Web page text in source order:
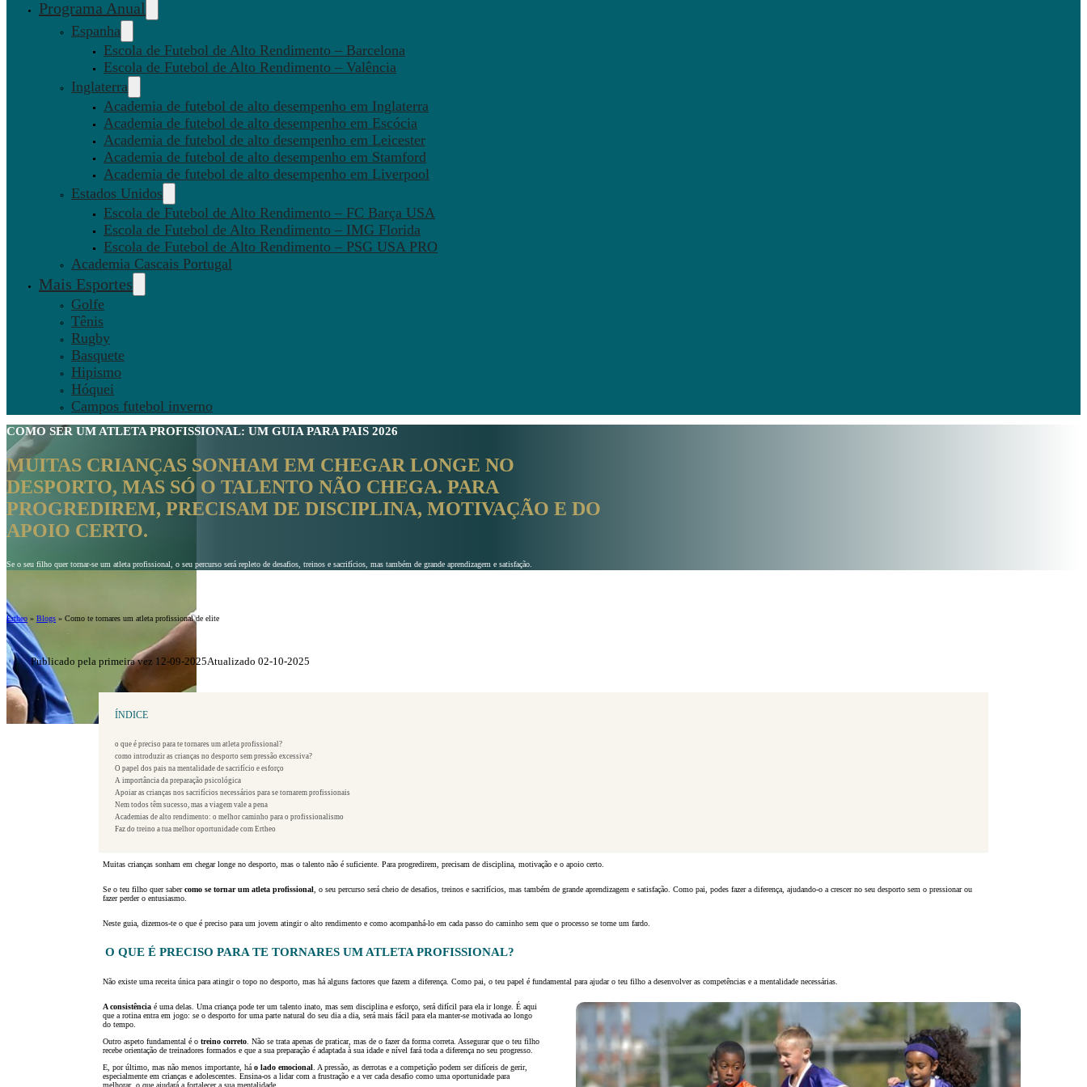
Programa Anual
Espanha
Escola de Futebol de Alto Rendimento – Barcelona
Escola de Futebol de Alto Rendimento – Valência
Inglaterra
Academia de futebol de alto desempenho em Inglaterra
Academia de futebol de alto desempenho em Escócia
Academia de futebol de alto desempenho em Leicester
Academia de futebol de alto desempenho em Stamford
Academia de futebol de alto desempenho em Liverpool
Estados Unidos
Escola de Futebol de Alto Rendimento – FC Barça USA
Escola de Futebol de Alto Rendimento – IMG Florida
Escola de Futebol de Alto Rendimento – PSG USA PRO
Academia Cascais Portugal
Mais Esportes
Golfe
Tênis
Rugby
Basquete
Hipismo
Hóquei
Campos futebol inverno
COMO SER UM ATLETA PROFISSIONAL: UM GUIA PARA PAIS 2026
MUITAS CRIANÇAS SONHAM EM CHEGAR LONGE NO
DESPORTO, MAS SÓ O TALENTO NÃO CHEGA. PARA
PROGREDIREM, PRECISAM DE DISCIPLINA, MOTIVAÇÃO E DO
APOIO CERTO.
Se o seu filho quer tornar-se um atleta profissional, o seu percurso será repleto de desafios, treinos e sacrifícios, mas também de grande aprendizagem e satisfação.
Ertheo » Blogs » Como te tornares um atleta profissional de elite
Publicado pela primeira vez 12-09-2025Atualizado 02-10-2025
ÍNDICE
o que é preciso para te tornares um atleta profissional?
como introduzir as crianças no desporto sem pressão excessiva?
O papel dos pais na mentalidade de sacrifício e esforço
A importância da preparação psicológica
Apoiar as crianças nos sacrifícios necessários para se tornarem profissionais
Nem todos têm sucesso, mas a viagem vale a pena
Academias de alto rendimento: o melhor caminho para o profissionalismo
Faz do treino a tua melhor oportunidade com Ertheo
Muitas crianças sonham em chegar longe no desporto, mas o talento não é suficiente. Para progredirem, precisam de disciplina, motivação e o apoio certo.
Se o teu filho quer sabercomo se tornar um atleta profissional , o seu percurso será cheio de desafios, treinos e sacrifícios, mas também de grande aprendizagem e satisfação. Como pai, podes fazer a diferença, ajudando-o a crescer no seu desporto sem o pressionar ou
fazer perder o entusiasmo.
Neste guia, dizemos-te o que é preciso para um jovem atingir o alto rendimento e como acompanhá-lo em cada passo do caminho sem que o processo se torne um fardo.
O QUE É PRECISO PARA TE TORNARES UM ATLETA PROFISSIONAL?
Não existe uma receita única para atingir o topo no desporto, mas há alguns factores que fazem a diferença. Como pai, o teu papel é fundamental para ajudar o teu filho a desenvolver as competências e a mentalidade necessárias.
A consistência é uma delas. Uma criança pode ter um talento inato, mas sem disciplina e esforço, será difícil para ela ir longe. É aqui
que a rotina entra em jogo: se o desporto for uma parte natural do seu dia a dia, será mais fácil para ela manter-se motivada ao longo
do tempo.
Outro aspeto fundamental é o treino correto. Não se trata apenas de praticar, mas de o fazer da forma correta. Assegurar que o teu filho
recebe orientação de treinadores formados e que a sua preparação é adaptada à sua idade e nível fará toda a diferença no seu progresso.
E, por último, mas não menos importante, háo lado emocional. A pressão, as derrotas e a competição podem ser difíceis de gerir,
especialmente em crianças e adolescentes. Ensina-os a lidar com a frustração e a ver cada desafio como uma oportunidade para